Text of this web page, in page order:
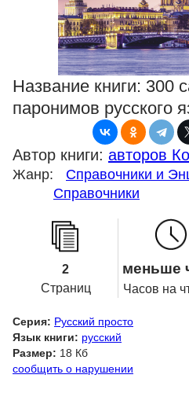
Название книги: 300
паронимов русского
Автор книги: авторов
Жанр: Справочники и
Справочники
2
Страниц
меньше
Часов на
Серия: Русский просто
Язык книги: русский
Размер: 18 Кб
сообщить о нарушении